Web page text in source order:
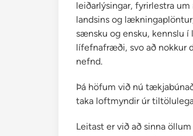
leiðarlýsingar, fyrirlestra
landsins og
sænsku og ensku, kennslu
lífefnafræði, svo að nokkur
nefnd.
Þá höfum við nú
taka loftmyndir úr
Leitast er við að sinna